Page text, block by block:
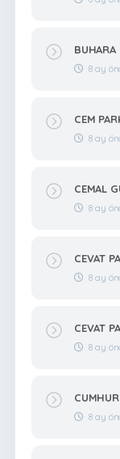
BUHARA
8 ay
CEM
8 ay
CEMAL
8 ay
CEVAT
8 ay
CEVAT
8 ay
8 ay